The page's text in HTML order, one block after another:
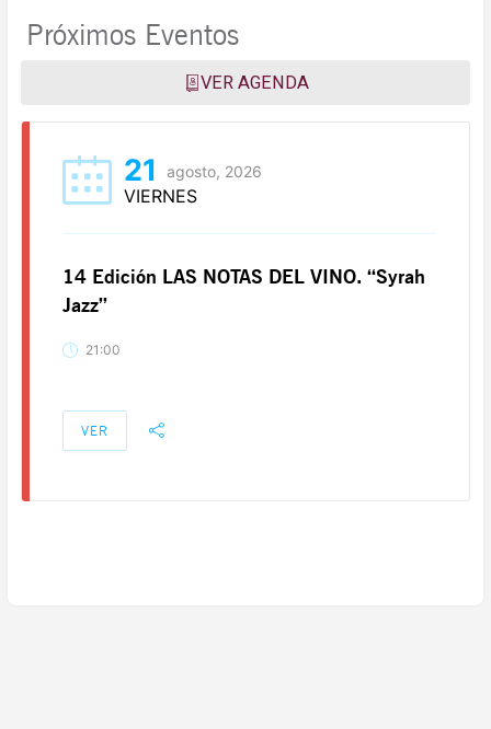
Próximos Eventos
VER AGENDA
21 agosto, 2026
VIERNES
14 Edición LAS NOTAS DEL VINO. “Syrah
Jazz”
21:00
VER